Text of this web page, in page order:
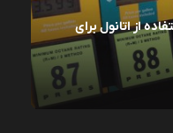
از اتانول برای